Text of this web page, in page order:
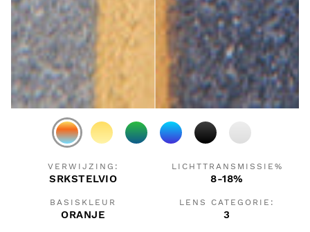
VERWIJZING:
SRKSTELVIO
LICHTTRANSMISSIE%
8-18%
BASISKLEUR
ORANJE
LENS CATEGORIE:
3